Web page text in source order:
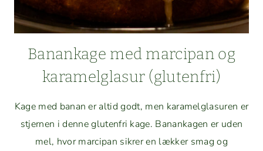
Banank­age med mar­ci­pan og
karamel­glasur (gluten­fri)
Kage med banan er altid godt, men karamel­glasuren er
stjer­nen i denne gluten­fri kage. Banank­a­gen er uden
mel, hvor mar­ci­pan sikr­er en lækker smag og